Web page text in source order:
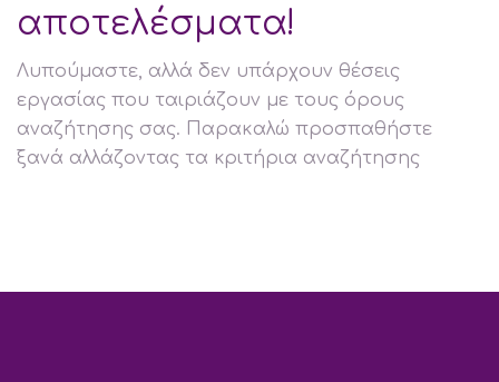
αποτελέσματα!
Λυπούμαστε, αλλά δεν υπάρχουν θέσεις
εργασίας που ταιριάζουν με τους όρους
αναζήτησης σας. Παρακαλώ προσπαθήστε
ξανά αλλάζοντας τα κριτήρια αναζήτησης